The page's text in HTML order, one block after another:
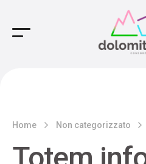
Main Navigation
Home Non categorizzato